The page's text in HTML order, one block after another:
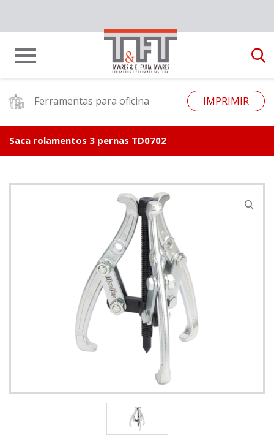
Ferramentas para oficina IMPRIMIR
Saca rolamentos 3 pernas TD0702